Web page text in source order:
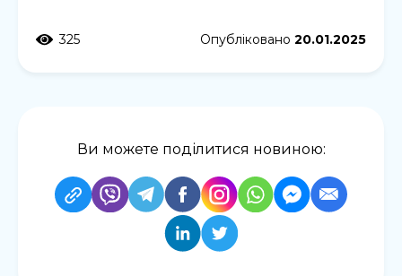
325 Опубліковано 20.01.2025
Ви можете поділитися новиною: